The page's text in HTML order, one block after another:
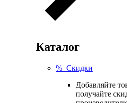
Каталог
% Скидки
Добавляйте
получайте